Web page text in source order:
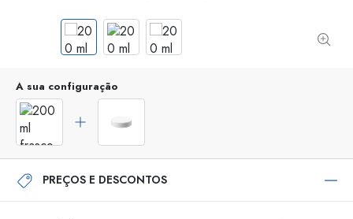
A sua configuração
PREÇOS E DESCONTOS